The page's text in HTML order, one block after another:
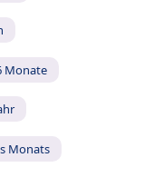
Monate
Monats